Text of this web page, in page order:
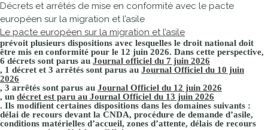
Décrets et arrêtés de mise en conformité avec le pacte
européen sur la migration et l’asile
Le pacte européen sur la migration et l’asile
prévoit plusieurs dispositions avec lesquelles le droit national doit
être mis en conformité pour le 12 juin 2026. Dans cette perspective,
6 décrets sont parus au Journal officiel du 7 juin 2026
, 1 décret et 3 arrêtés sont parus au Journal Officiel du 10 juin
2026
, 3 arrêtés sont parus au Journal Officiel du 12 juin 2026
, un décret est paru au Journal Officiel du 13 juin 2026
. Ils modifient certaines dispositions dans les domaines suivants :
délai de recours devant la CNDA, procédure de demande d’asile,
conditions matérielles d’accueil, zones d’attente, délais de recours